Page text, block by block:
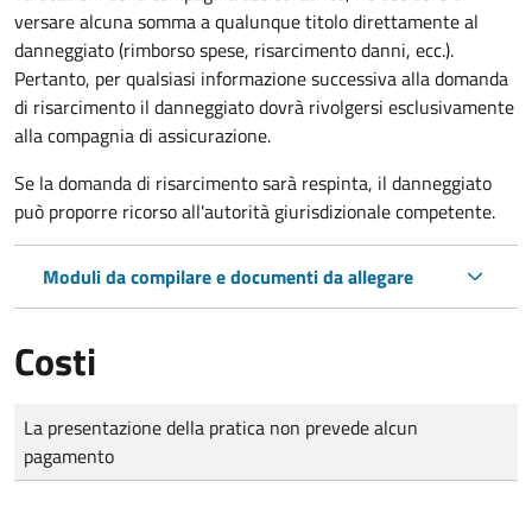
versare alcuna somma a qualunque titolo direttamente al
danneggiato (rimborso spese, risarcimento danni, ecc.).
Pertanto, per qualsiasi informazione successiva alla domanda
di risarcimento il danneggiato dovrà rivolgersi esclusivamente
alla compagnia di assicurazione.
Se la domanda di risarcimento sarà respinta, il danneggiato
può proporre ricorso all'autorità giurisdizionale competente.
Moduli da compilare e documenti da allegare
Costi
Tipo di pagamento
Importo
La presentazione della pratica non prevede alcun
pagamento